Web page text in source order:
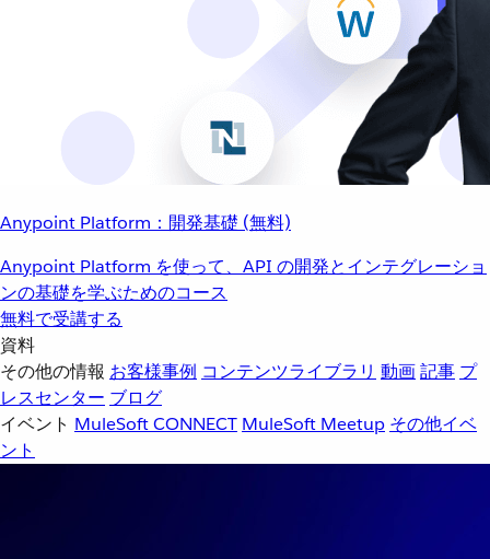
Anypoint Platform：開発基礎 (無料)
Anypoint Platform を使って、API の開発とインテグレーショ
ンの基礎を学ぶためのコース
無料で受講する
資料
その他の情報 お客様事例 コンテンツライブラリ 動画記事 プ
レスセンター ブログ
イベント MuleSoft CONNECT MuleSoft Meetup その他イベ
ント